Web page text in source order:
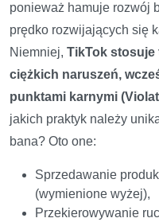
ponieważ hamuje rozwój
prędko rozwijających się
Niemniej, TikTok stosuje
ciężkich naruszeń,
punktami karnymi
jakich praktyk należy
bana? Oto one:
Sprzedawanie
(wymienione wyżej),
Przekierowywanie